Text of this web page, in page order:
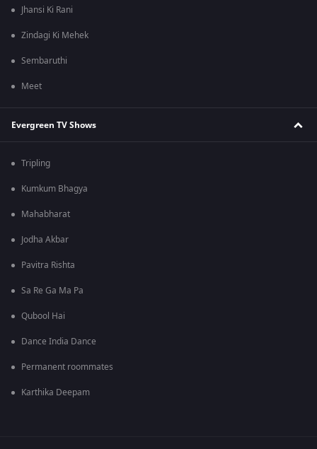
Jhansi Ki Rani
Zindagi Ki Mehek
Sembaruthi
Meet
Evergreen TV Shows
Tripling
Kumkum Bhagya
Mahabharat
Jodha Akbar
Pavitra Rishta
Sa Re Ga Ma Pa
Qubool Hai
Dance India Dance
Permanent roommates
Karthika Deepam